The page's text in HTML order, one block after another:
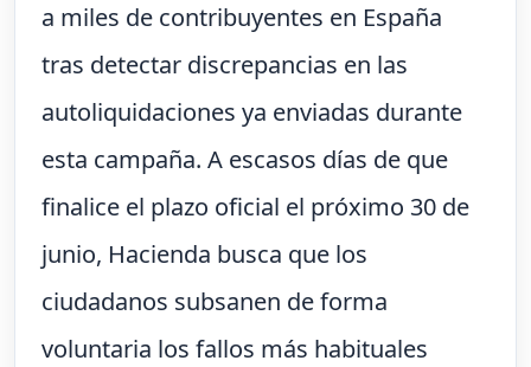
a miles de contribuyentes en España
tras detectar discrepancias en las
autoliquidaciones ya enviadas durante
esta campaña. A escasos días de que
finalice el plazo oficial el próximo 30 de
junio, Hacienda busca que los
ciudadanos subsanen de forma
voluntaria los fallos más habituales